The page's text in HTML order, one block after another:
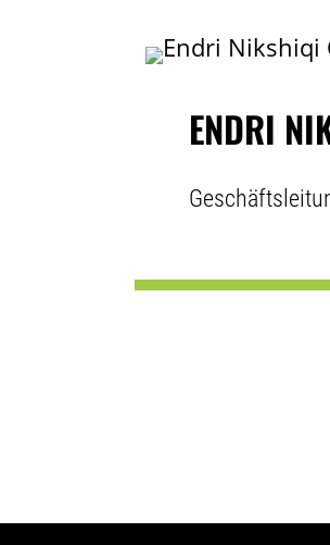
ENDRI